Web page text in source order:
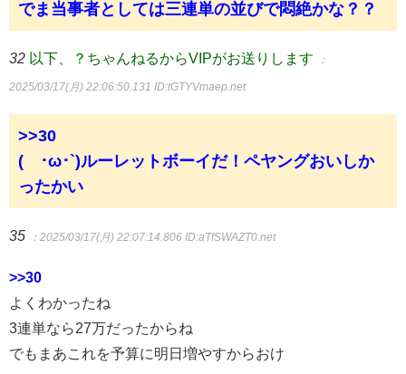
でま当事者としては三連単の並びで悶絶かな？？
32 以下、？ちゃんねるからVIPがお送りします ：
2025/03/17(月) 22:06:50.131 ID:tGTYVmaep.net
>>30
(´･ω･`)ルーレットボーイだ！ペヤングおいしか
ったかい
35 ：2025/03/17(月) 22:07:14.806 ID:aTfSWAZT0.net
>>30
よくわかったね
3連単なら27万だったからね
でもまあこれを予算に明日増やすからおけ